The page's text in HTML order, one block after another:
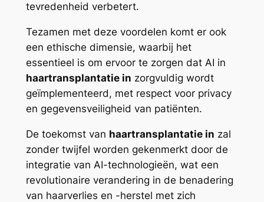
tevredenheid verbetert.
Tezamen met deze voordelen komt er ook
een ethische dimensie, waarbij het
essentieel is om ervoor te zorgen dat AI in
haartransplantatie in zorgvuldig wordt
geïmplementeerd, met respect voor privacy
en gegevensveiligheid van patiënten.
De toekomst van haartransplantatie in zal
zonder twijfel worden gekenmerkt door de
integratie van AI-technologieën, wat een
revolutionaire verandering in de benadering
van haarverlies en -herstel met zich